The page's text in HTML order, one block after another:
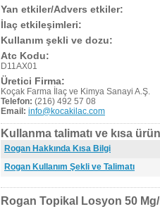
Yan etkiler/Advers etkiler:
İlaç etkileşimleri:
Kullanım şekli ve dozu:
Atc Kodu:
D11AX01
Üretici Firma:
Koçak Farma İlaç ve Kimya Sanayi A.Ş.
Telefon: (216) 492 57 08
Email: info@kocakilac.com
Kullanma talimatı ve kısa
Rogan Hakkında Kısa Bilgi
Rogan Kullanım Şekli ve Talimatı
Rogan Topikal Losyon 50